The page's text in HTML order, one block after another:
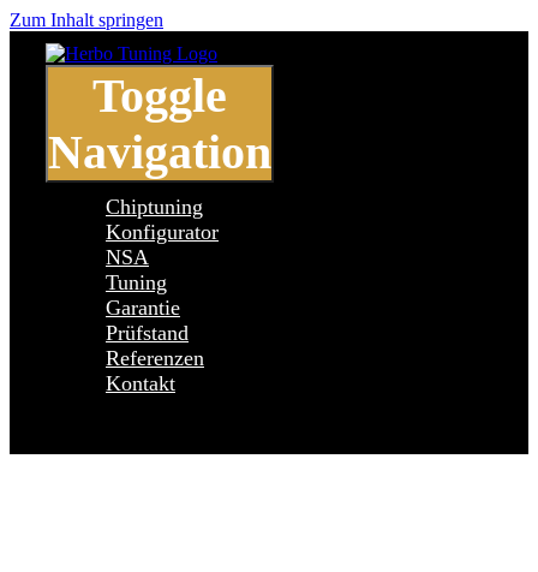
Zum Inhalt springen
Toggle
Navigation
Chiptuning
Konfigurator
NSA
Tuning
Garantie
Prüfstand
Referenzen
Kontakt